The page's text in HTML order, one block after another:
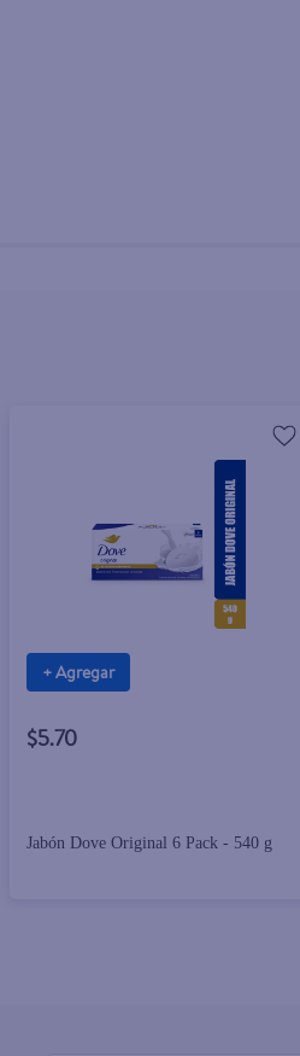
+ Agregar
$5.70
Jabón Dove Original 6 Pack - 540 g